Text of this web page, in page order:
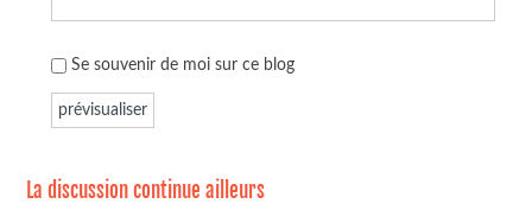
Se souvenir de moi sur ce blog
La discussion continue ailleurs